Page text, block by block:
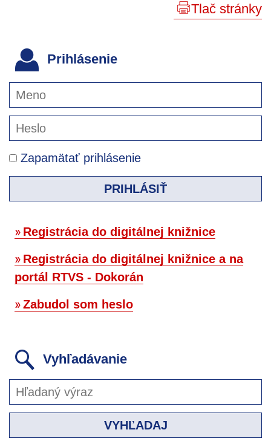
Tlač stránky
Prihlásenie
Zapamätať prihlásenie
PRIHLÁSIŤ
Registrácia do digitálnej knižnice
Registrácia do digitálnej knižnice a na
portál RTVS - Dokorán
Zabudol som heslo
Vyhľadávanie
VYHĽADAJ